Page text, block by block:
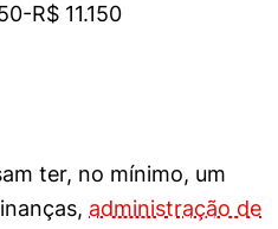
R$ 11.150
ter, no mínimo, um
administração de